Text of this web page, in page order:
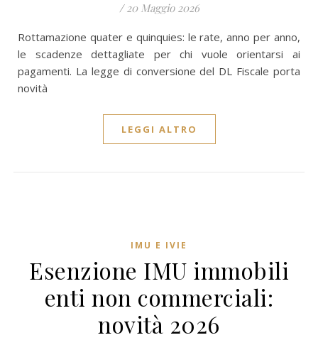
/ 20 Maggio 2026
Rottamazione quater e quinquies: le rate, anno per anno,
le scadenze dettagliate per chi vuole orientarsi ai
pagamenti. La legge di conversione del DL Fiscale porta
novità
LEGGI ALTRO
IMU E IVIE
Esenzione IMU immobili
enti non commerciali:
novità 2026